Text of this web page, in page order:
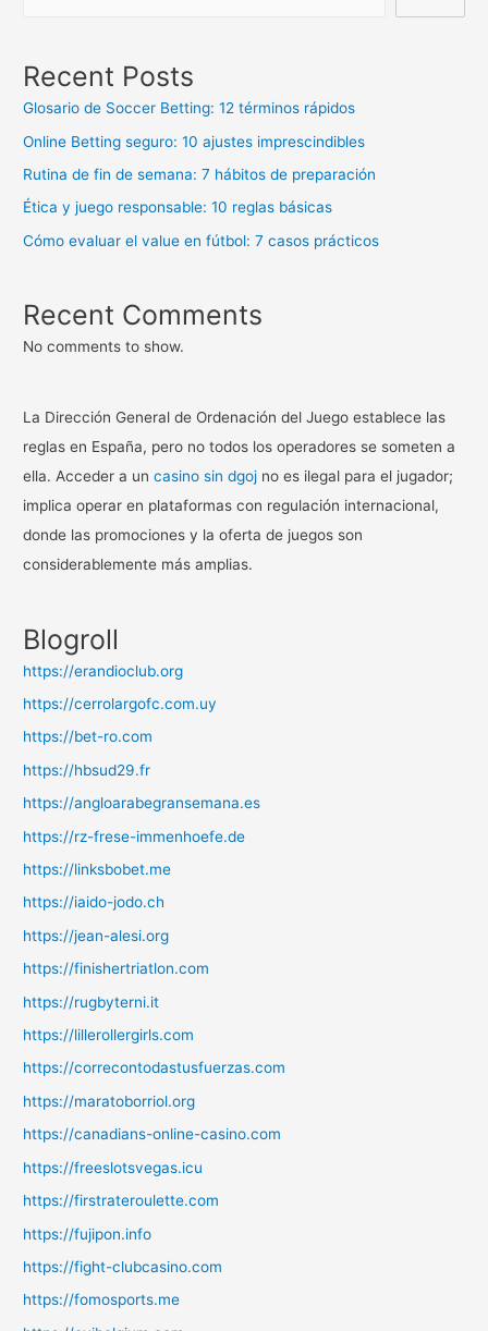
Recent Posts
Glosario de Soccer Betting: 12 términos rápidos
Online Betting seguro: 10 ajustes imprescindibles
Rutina de fin de semana: 7 hábitos de preparación
Ética y juego responsable: 10 reglas básicas
Cómo evaluar el value en fútbol: 7 casos prácticos
Recent Comments
No comments to show.
La Dirección General de Ordenación del Juego establece las
reglas en España, pero no todos los operadores se someten a
ella. Acceder a uncasino sin dgoj no es ilegal para el jugador;
implica operar en plataformas con regulación internacional,
donde las promociones y la oferta de juegos son
considerablemente más amplias.
Blogroll
https://erandioclub.org
https://cerrolargofc.com.uy
https://bet-ro.com
https://hbsud29.fr
https://angloarabegransemana.es
https://rz-frese-immenhoefe.de
https://linksbobet.me
https://iaido-jodo.ch
https://jean-alesi.org
https://finishertriatlon.com
https://rugbyterni.it
https://lillerollergirls.com
https://correcontodastusfuerzas.com
https://maratoborriol.org
https://canadians-online-casino.com
https://freeslotsvegas.icu
https://firstrateroulette.com
https://fujipon.info
https://fight-clubcasino.com
https://fomosports.me